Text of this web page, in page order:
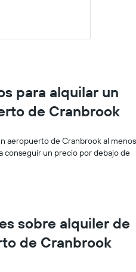
para alquilar un
de Cranbrook
aeropuerto de Cranbrook al menos
conseguir un precio por debajo de
sobre alquiler de
de Cranbrook